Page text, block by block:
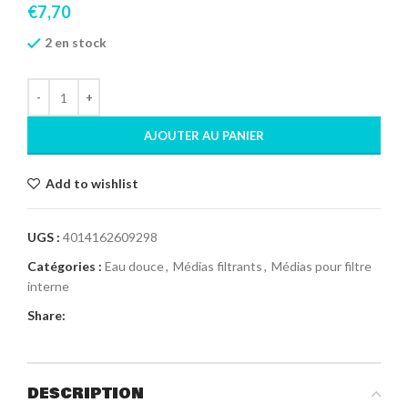
€7,70
2 en stock
AJOUTER AU PANIER
Add to wishlist
UGS : 4014162609298
Catégories : Eau douce, Médias filtrants, Médias pour filtre
interne
Share:
DESCRIPTION